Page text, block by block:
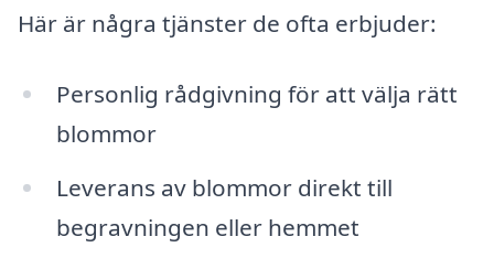
Här är några tjänster de ofta erbjuder:
Personlig rådgivning för att välja rätt
blommor
Leverans av blommor direkt till
begravningen eller hemmet